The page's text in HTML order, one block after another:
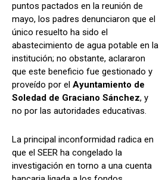
puntos pactados en la reunión de
mayo, los padres denunciaron que el
único resuelto ha sido el
abastecimiento de agua potable en la
institución; no obstante, aclararon
que este beneficio fue gestionado y
proveído por el Ayuntamiento de
Soledad de Graciano Sánchez, y
no por las autoridades educativas.
La principal inconformidad radica en
que el SEER ha congelado la
investigación en torno a una cuenta